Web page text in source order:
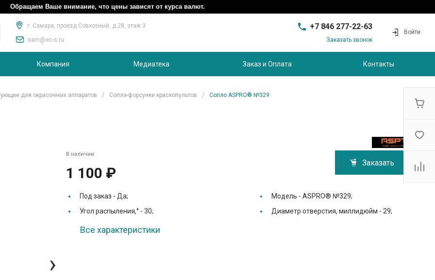
Обращаем Ваше внимание, что цены зависят от курса валют.
г. Самара, проезд Совхозный, д.28, этаж 3
sam@ec-s.ru
+7 846 277-22-63
+7 846 277-22-63
Совхозный, д.28, этаж 3
Заказать звонок
Войти
Компания Медиатека Заказ и Оплата Контакты
для окрасочных аппаратов / Сопла-форсунки краскопультов / Сопло ASPRO® №329
›
В наличии
1 100 ₽
Заказать
Под заказ - Да; Модель -ASPRO® №329;
Угол распыления,° -30; Диаметр отверстия, миллидюйм - 29;
Все характеристики